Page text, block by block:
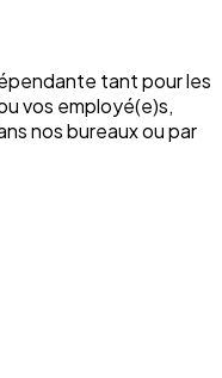
tant pour les
vos employé(e)s,
nos bureaux ou par